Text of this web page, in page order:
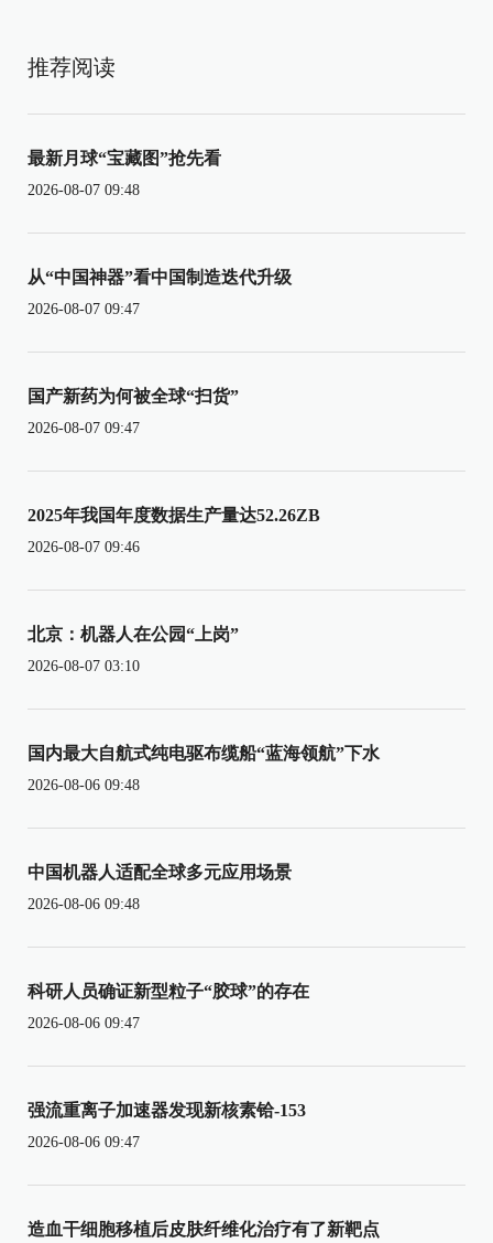
推荐阅读
最新月球“宝藏图”抢先看
2026-08-07 09:48
从“中国神器”看中国制造迭代升级
2026-08-07 09:47
国产新药为何被全球“扫货”
2026-08-07 09:47
2025年我国年度数据生产量达52.26ZB
2026-08-07 09:46
北京：机器人在公园“上岗”
2026-08-07 03:10
国内最大自航式纯电驱布缆船“蓝海领航”下水
2026-08-06 09:48
中国机器人适配全球多元应用场景
2026-08-06 09:48
科研人员确证新型粒子“胶球”的存在
2026-08-06 09:47
强流重离子加速器发现新核素铪-153
2026-08-06 09:47
造血干细胞移植后皮肤纤维化治疗有了新靶点